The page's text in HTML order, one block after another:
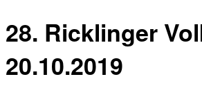
28. Ricklinger
20.10.2019